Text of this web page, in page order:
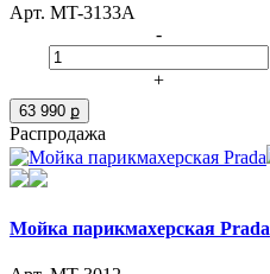
Арт. MT-3133A
-
+
63 990 ք
Распродажа
Мойка парикмахерская Prada